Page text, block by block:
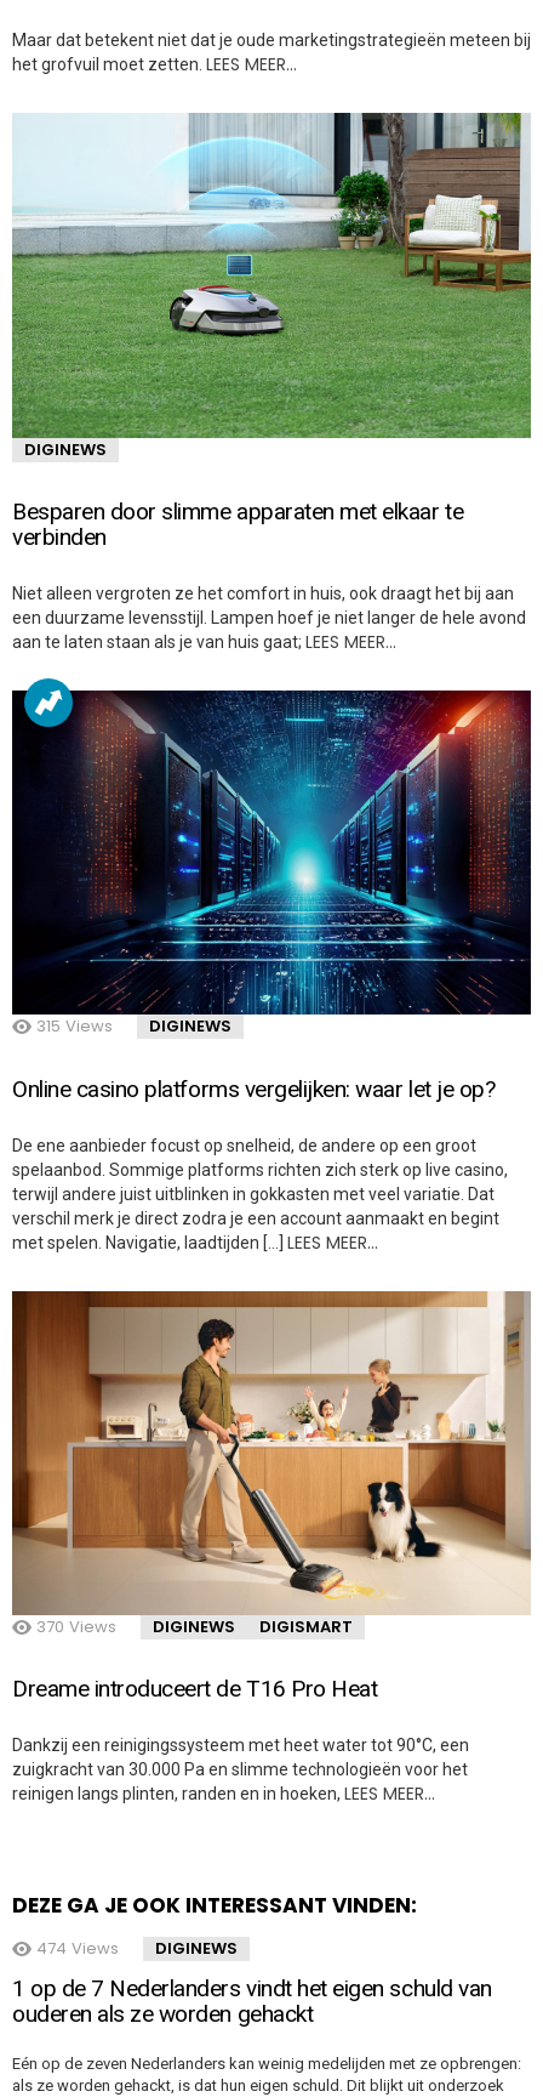
Maar dat betekent niet dat je oude marketingstrategieën meteen bij
het grofvuil moet zetten. LEES MEER…
DIGINEWS
Besparen door slimme apparaten met elkaar te
verbinden
Niet alleen vergroten ze het comfort in huis, ook draagt het bij aan
een duurzame levensstijl. Lampen hoef je niet langer de hele avond
aan te laten staan als je van huis gaat; LEES MEER…
315 Views DIGINEWS
Online casino platforms vergelijken: waar let je op?
De ene aanbieder focust op snelheid, de andere op een groot
spelaanbod. Sommige platforms richten zich sterk op live casino,
terwijl andere juist uitblinken in gokkasten met veel variatie. Dat
verschil merk je direct zodra je een account aanmaakt en begint
met spelen. Navigatie, laadtijden […] LEES MEER…
370 Views DIGINEWS DIGISMART
Dreame introduceert de T16 Pro Heat
Dankzij een reinigingssysteem met heet water tot 90°C, een
zuigkracht van 30.000 Pa en slimme technologieën voor het
reinigen langs plinten, randen en in hoeken, LEES MEER…
DEZE GA JE OOK INTERESSANT VINDEN:
474 Views DIGINEWS
1 op de 7 Nederlanders vindt het eigen schuld van
ouderen als ze worden gehackt
Eén op de zeven Nederlanders kan weinig medelijden met ze opbrengen:
als ze worden gehackt, is dat hun eigen schuld. Dit blijkt uit onderzoek